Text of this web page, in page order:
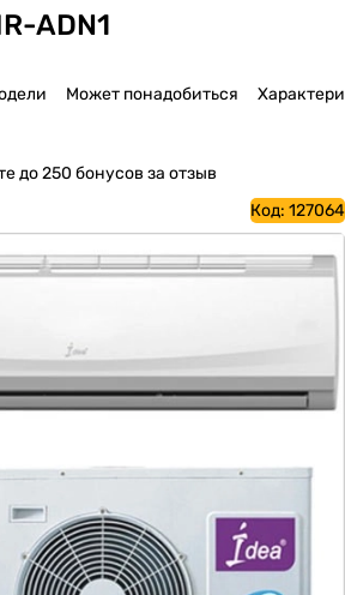
ADN1
Может понадобиться
до 250 бонусов за отзыв
Код: 127064